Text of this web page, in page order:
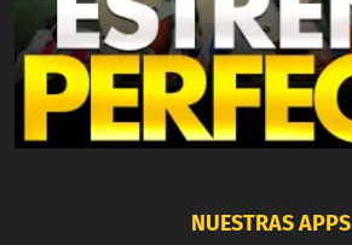
NUESTRAS APPS